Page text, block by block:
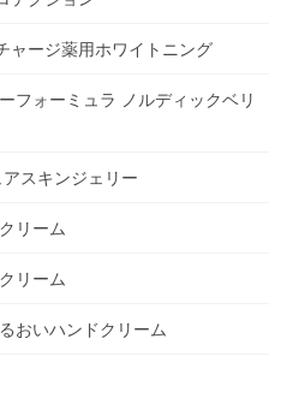
ャージ薬用ホワイトニング
フォーミュラ ノルディックベリ
スキンジェリー
リーム
リーム
おいハンドクリーム